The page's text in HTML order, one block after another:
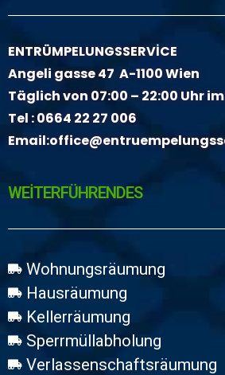
ENTRÜMPELUNGSSERVİCE
Angeli gasse 47 A-1100 Wien
Täglich von 07:00 – 22:00 Uhr
Tel :0664 22 27 006
Email:
WEİTERFÜHRENDES
Wohnungsräumung
Hausräumung
Kellerräumung
Sperrmüllabholung
Verlassenschaftsräumung